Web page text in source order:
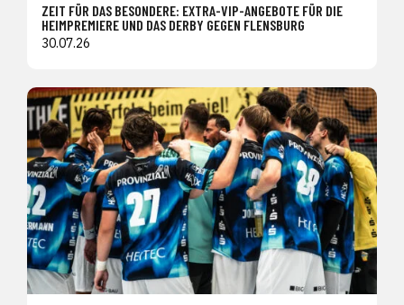
ZEIT FÜR DAS BESONDERE: EXTRA-VIP-ANGEBOTE FÜR DIE
HEIMPREMIERE UND DAS DERBY GEGEN FLENSBURG
30.07.26